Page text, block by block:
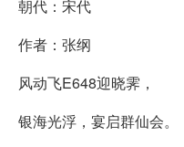
朝代：宋代
作者：张纲
风动飞E648迎晓霁，
银海光浮，宴启群仙会。